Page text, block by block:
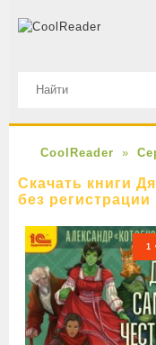
CoolReader
Скачать книги
без регистрации
1